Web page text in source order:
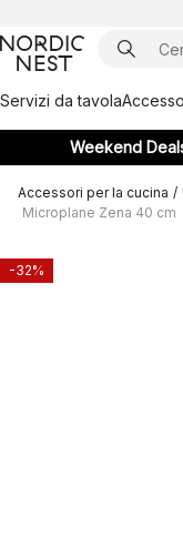
Servizi da tavola
Weekend
Accessori per la cucina /
Microplane Zena 40 cm
-32%